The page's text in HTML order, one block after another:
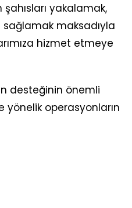
yakalamak,
sağlamak maksadıyla
hizmet etmeye
desteğinin önemli
yönelik operasyonların